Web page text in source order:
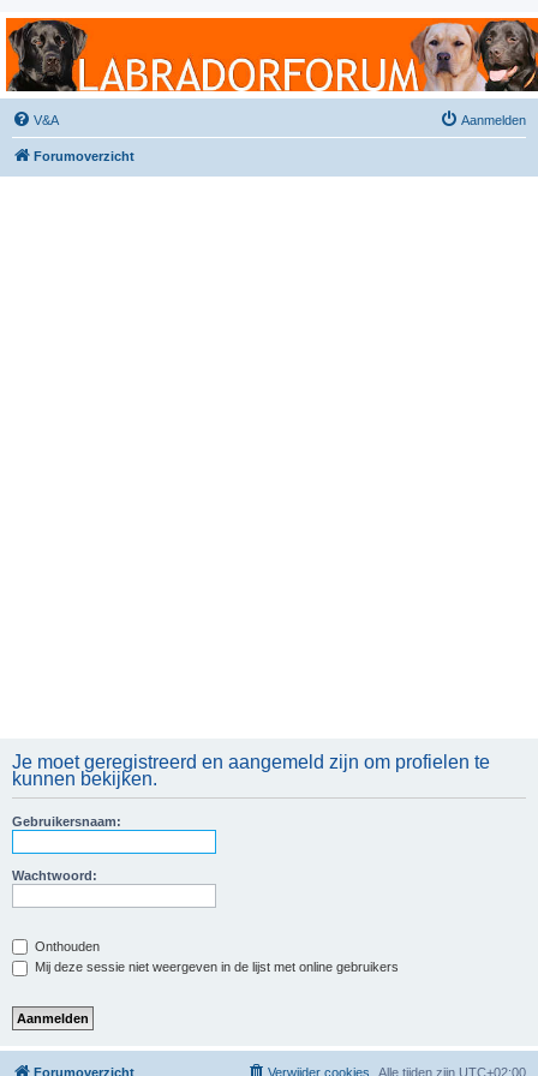
Labradorforum
Het gezelligste Labradorforum van Nederland en België!
V&A Aanmelden
Forumoverzicht
Je moet geregistreerd en aangemeld zijn om profielen te
kunnen bekijken.
Gebruikersnaam:
Wachtwoord:
Onthouden
Mij deze sessie niet weergeven in de lijst met online gebruikers
Forumoverzicht Alle tijden zijn UTC+02:00
Verwijder cookies